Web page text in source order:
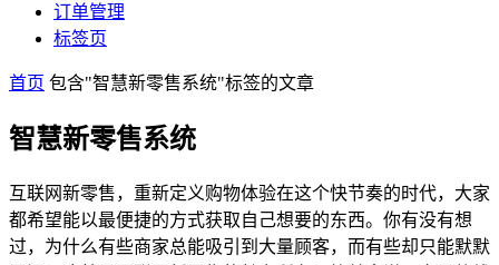
订单管理
标签页
首页 包含"智慧新零售系统"标签的文章
智慧新零售系统
互联网新零售，重新定义购物体验在这个快节奏的时代，大家
都希望能以最便捷的方式获取自己想要的东西。你有没有想
过，为什么有些商家总能吸引到大量顾客，而有些却只能默默